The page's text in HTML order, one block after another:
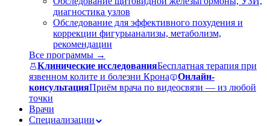
диагностика узлов
Обследование для эффективного похудения и
коррекции фигурыанализы, метаболизм,
рекомендации
Все программы →
Клинические исследованияБесплатная терапия при
язвенном колите и болезни Крона
Онлайн-
консультацияПриём врача по видеосвязи — из любой
точки
Врачи
Специализации